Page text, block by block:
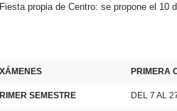
Fiesta propia de Centro: se propone el 10
PRIMERA
SEMESTRE DEL 7 AL